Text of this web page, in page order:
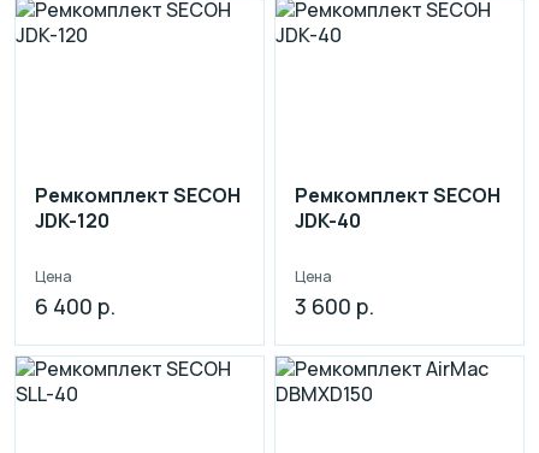
Ремкомплект SECOH
JDK-120
Цена
6 400 р.
Ремкомплект SECOH
JDK-40
Цена
3 600 р.